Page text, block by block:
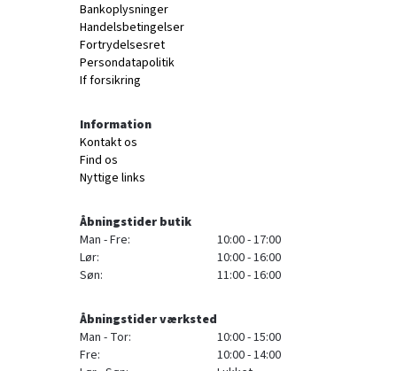
Bankoplysninger
Handelsbetingelser
Fortrydelsesret
Persondatapolitik
If forsikring
Information
Kontakt os
Find os
Nyttige links
Åbningstider butik
Man - Fre:
10:00 - 17:00
Lør:
10:00 - 16:00
Søn:
11:00 - 16:00
Åbningstider værksted
Man - Tor:
10:00 - 15:00
Fre:
10:00 - 14:00